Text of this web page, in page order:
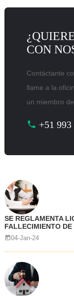
CON
Contáctante
llame a la
un miembro
+51
SE REGLAMENTA
FALLECIMIENTO
04-Jan-24